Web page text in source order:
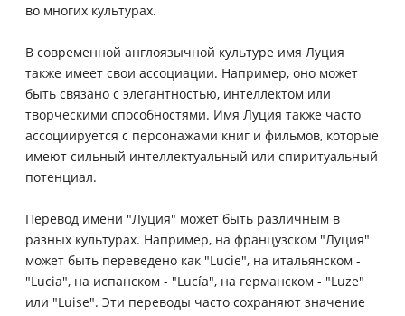
во многих культурах.
В современной англоязычной культуре имя Луция
также имеет свои ассоциации. Например, оно может
быть связано с элегантностью, интеллектом или
творческими способностями. Имя Луция также часто
ассоциируется с персонажами книг и фильмов, которые
имеют сильный интеллектуальный или спиритуальный
потенциал.
Перевод имени "Луция" может быть различным в
разных культурах. Например, на французском "Луция"
может быть переведено как "Lucie", на итальянском -
"Lucia", на испанском - "Lucía", на германском - "Luze"
или "Luise". Эти переводы часто сохраняют значение